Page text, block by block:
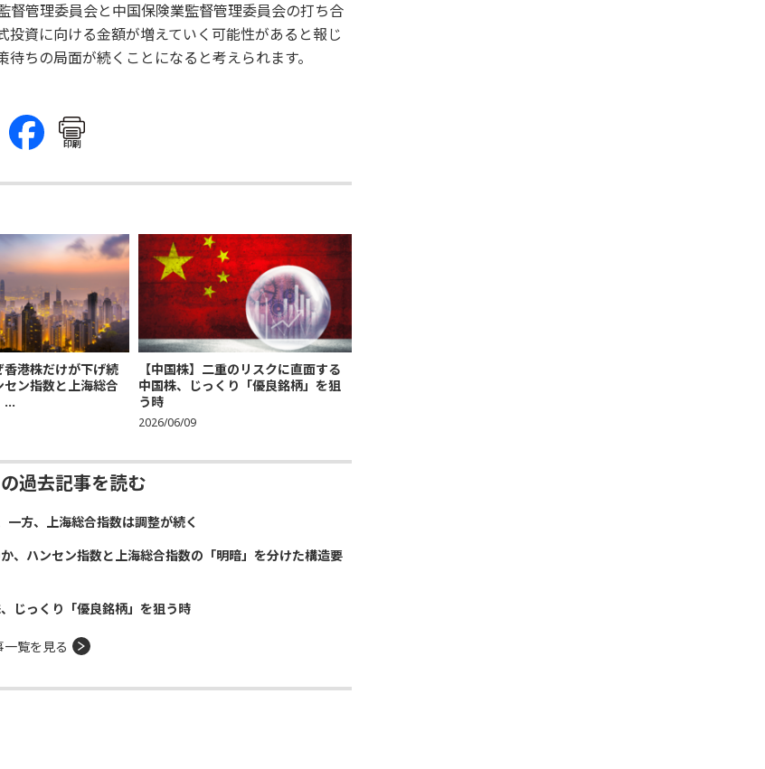
督管理委員会と中国保険業監督管理委員会の打ち合
資に向ける金額が増えていく可能性があると報じ
ちの局面が続くことになると考えられます。
印刷
香港株だけが下げ続
ン指数と上海総合
...
【中国株】二重のリスクに直面する
中国株、じっくり「優良銘柄」を狙
う時
2026/06/09
過去記事を読む
一方、上海総合指数は調整が続く
、ハンセン指数と上海総合指数の「明暗」を分けた構造要
じっくり「優良銘柄」を狙う時
覧を見る